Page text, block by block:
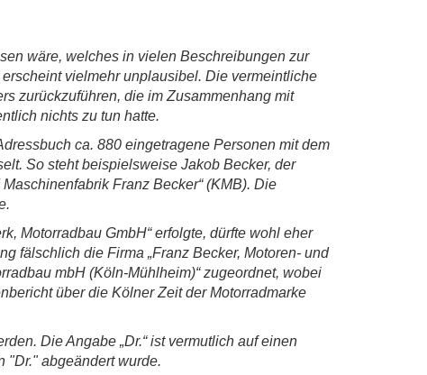
wäre, welches in vielen Beschreibungen zur
vielmehr unplausibel. Die vermeintliche
zurückzuführen, die im Zusammenhang mit
nichts zu tun hatte.
ca. 880 eingetragene Personen mit dem
So steht beispielsweise Jakob Becker, der
Franz Becker“ (KMB). Die
Motorradbau GmbH“ erfolgte, dürfte wohl eher
fälschlich die Firma „Franz Becker, Motoren- und
mbH (Köln-Mühlheim)“ zugeordnet, wobei
über die Kölner Zeit der Motorradmarke
Die Angabe „Dr.“ ist vermutlich auf einen
"Dr." abgeändert wurde.